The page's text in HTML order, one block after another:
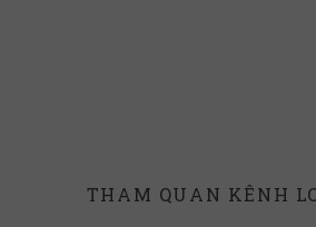
THAM QUAN KÊNH